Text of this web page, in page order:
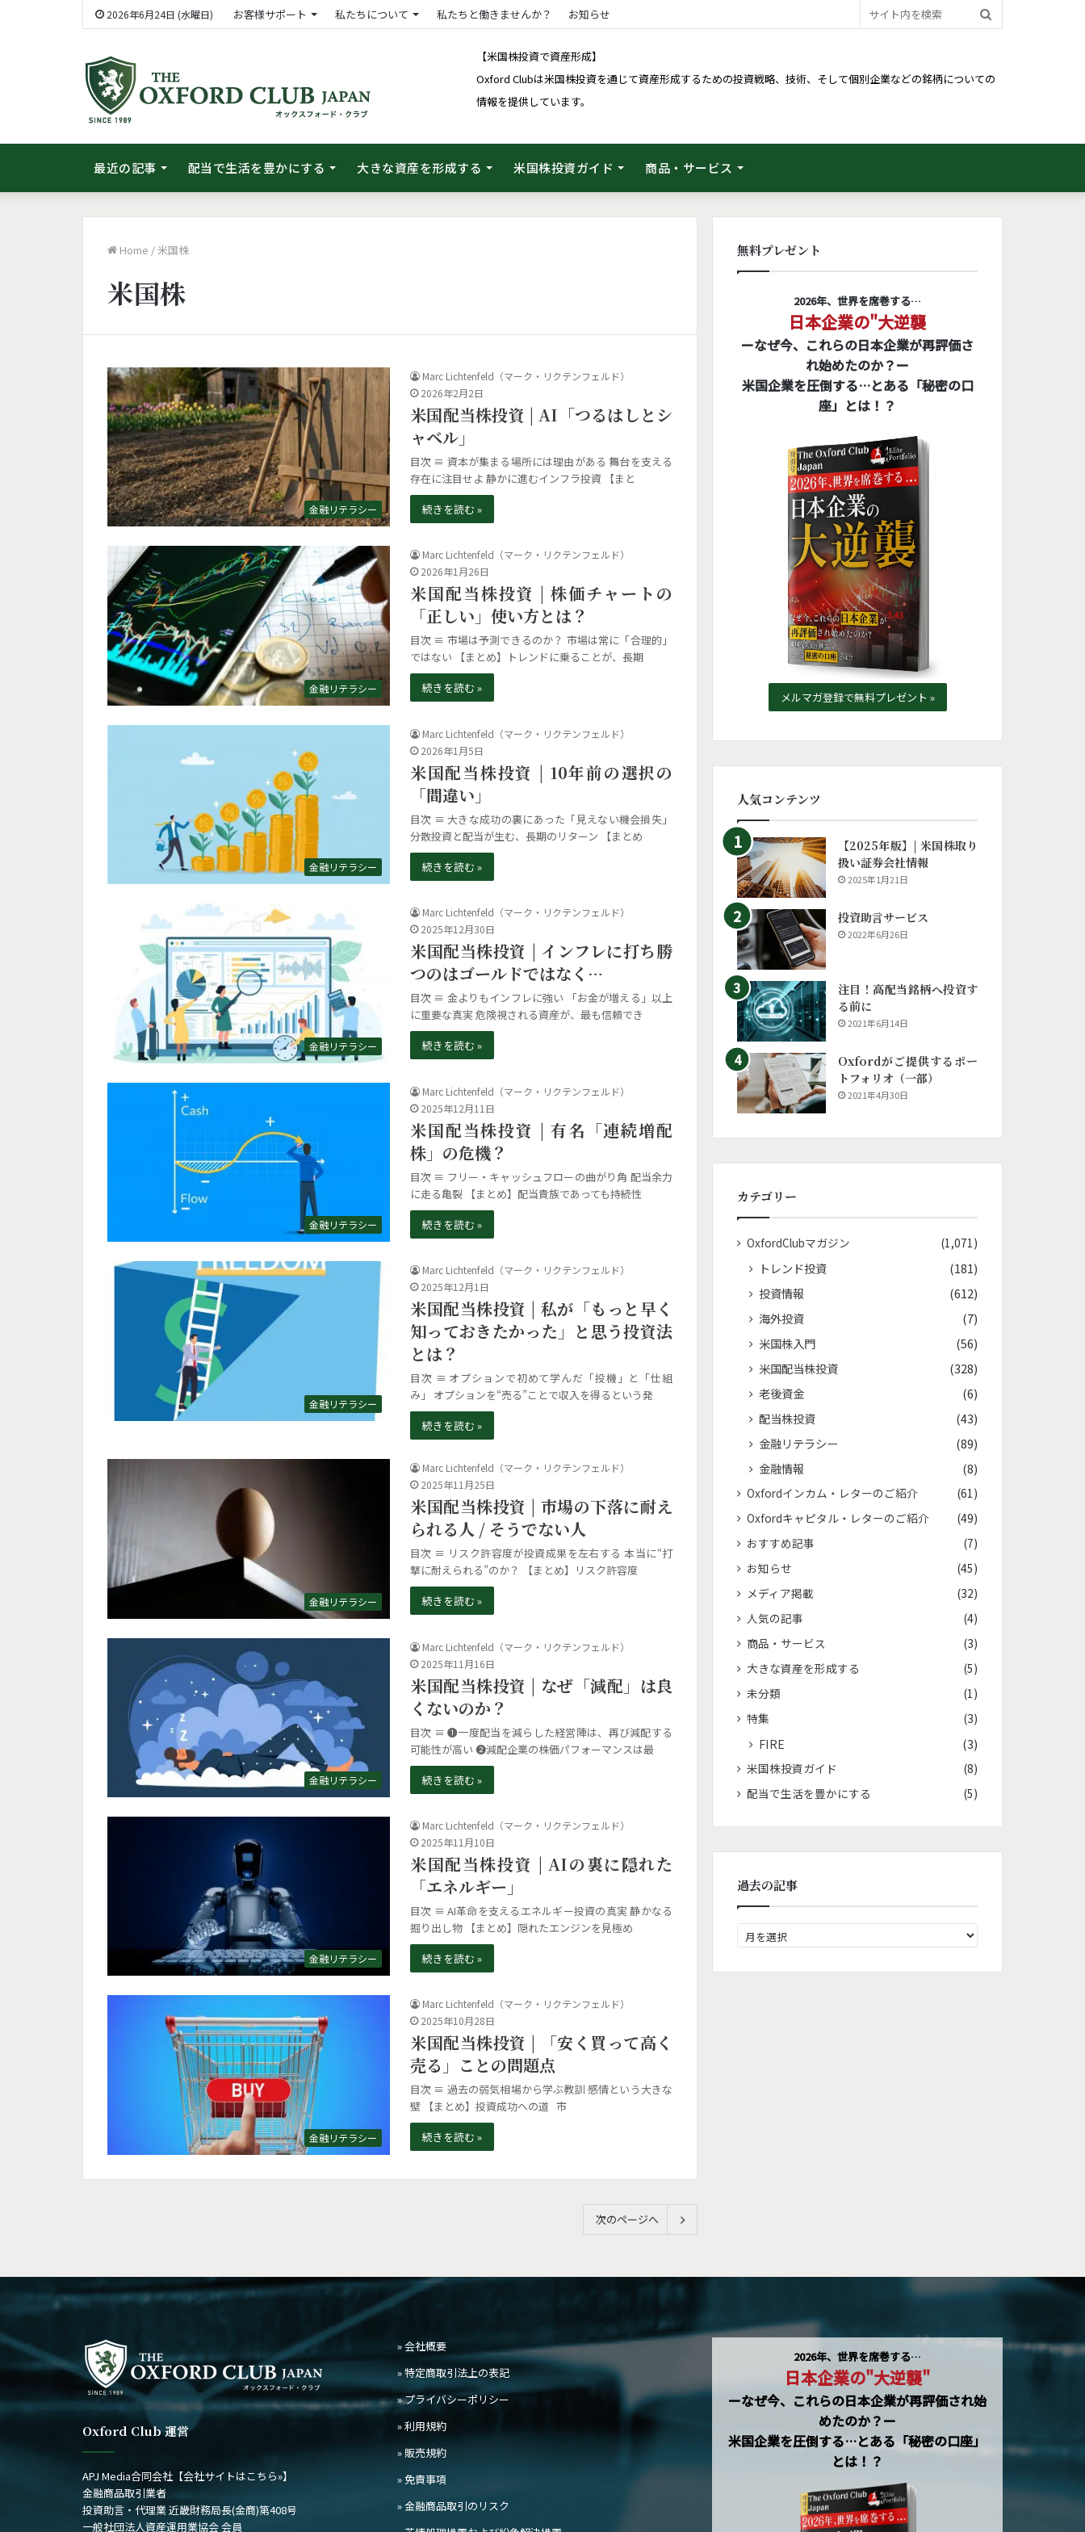
2026年6月24日 (水曜日) お客様サポート 私たちについて 私たちと働きませんか？ お知らせ
【米国株投資で資産形成】
Oxford Clubは米国株投資を通じて資産形成するための投資戦略、技術、そして個別企業などの銘柄についての
情報を提供しています。
最近の記事 配当で生活を豊かにする 大きな資産を形成する 米国株投資ガイド 商品・サービス
Home /米国株
米国株
金融リテラシー
Marc Lichtenfeld（マーク・リクテンフェルド）
2026年2月2日
米国配当株投資 | AI「つるはしとシ
ャベル」
目次 ≡ 資本が集まる場所には理由がある 舞台を支える
存在に注目せよ 静かに進むインフラ投資 【まと
続きを読む »
金融リテラシー
Marc Lichtenfeld（マーク・リクテンフェルド）
2026年1月26日
米国配当株投資 | 株価チャートの
「正しい」使い方とは？
目次 ≡ 市場は予測できるのか？ 市場は常に「合理的」
ではない 【まとめ】トレンドに乗ることが、長期
続きを読む »
金融リテラシー
Marc Lichtenfeld（マーク・リクテンフェルド）
2026年1月5日
米国配当株投資 | 10年前の選択の
「間違い」
目次 ≡ 大きな成功の裏にあった「見えない機会損失」
分散投資と配当が生む、長期のリターン 【まとめ
続きを読む »
金融リテラシー
Marc Lichtenfeld（マーク・リクテンフェルド）
2025年12月30日
米国配当株投資 | インフレに打ち勝
つのはゴールドではなく…
目次 ≡ 金よりもインフレに強い 「お金が増える」以上
に重要な真実 危険視される資産が、最も信頼でき
続きを読む »
金融リテラシー
Marc Lichtenfeld（マーク・リクテンフェルド）
2025年12月11日
米国配当株投資 | 有名「連続増配
株」の危機？
目次 ≡ フリー・キャッシュフローの曲がり角 配当余力
に走る亀裂 【まとめ】配当貴族であっても持続性
続きを読む »
金融リテラシー
Marc Lichtenfeld（マーク・リクテンフェルド）
2025年12月1日
米国配当株投資 | 私が「もっと早く
知っておきたかった」と思う投資法
とは？
目次 ≡ オプションで初めて学んだ「投機」と「仕組
み」 オプションを“売る”ことで収入を得るという発
続きを読む »
金融リテラシー
Marc Lichtenfeld（マーク・リクテンフェルド）
2025年11月25日
米国配当株投資 | 市場の下落に耐え
られる人 / そうでない人
目次 ≡ リスク許容度が投資成果を左右する 本当に“打
撃に耐えられる”のか？ 【まとめ】リスク許容度
続きを読む »
金融リテラシー
Marc Lichtenfeld（マーク・リクテンフェルド）
2025年11月16日
米国配当株投資 | なぜ「減配」は良
くないのか？
目次 ≡ ❶一度配当を減らした経営陣は、再び減配する
可能性が高い ❷減配企業の株価パフォーマンスは最
続きを読む »
金融リテラシー
Marc Lichtenfeld（マーク・リクテンフェルド）
2025年11月10日
米国配当株投資 | AIの裏に隠れた
「エネルギー」
目次 ≡ AI革命を支えるエネルギー投資の真実 静かなる
掘り出し物 【まとめ】隠れたエンジンを見極め
続きを読む »
金融リテラシー
Marc Lichtenfeld（マーク・リクテンフェルド）
2025年10月28日
米国配当株投資 | 「安く買って高く
売る」ことの問題点
目次 ≡ 過去の弱気相場から学ぶ教訓 感情という大きな
壁 【まとめ】投資成功への道 市
続きを読む »
次のページへ
無料プレゼント
2026年、世界を席巻する…
日本企業の"大逆襲
ーなぜ今、これらの日本企業が再評価さ
れ始めたのか？ー
米国企業を圧倒する…とある「秘密の口
座」とは！？
メルマガ登録で無料プレゼント »
人気コンテンツ
【2025年版】| 米国株取り
扱い証券会社情報
2025年1月21日
投資助言サービス
2022年6月26日
注目！高配当銘柄へ投資す
る前に
2021年6月14日
Oxfordがご提供するポー
トフォリオ（一部）
2021年4月30日
カテゴリー
OxfordClubマガジン (1,071)
トレンド投資
(181)
投資情報
(612)
海外投資
(7)
米国株入門
(56)
米国配当株投資
(328)
老後資金
(6)
配当株投資
(43)
金融リテラシー
(89)
金融情報
(8)
Oxfordインカム・レターのご紹介
(61)
Oxfordキャピタル・レターのご紹介
(49)
おすすめ記事
(7)
お知らせ
(45)
メディア掲載
(32)
人気の記事
(4)
商品・サービス
(3)
大きな資産を形成する
(5)
未分類
(1)
特集
(3)
FIRE (3)
米国株投資ガイド
(8)
配当で生活を豊かにする
(5)
過去の記事
過
去
Oxford Club 運営
APJ Media合同会社 【会社サイトはこちら»】
金融商品取引業者
投資助言・代理業 近畿財務局長(金商)第408号
一般社団法人資産運用業協会 会員
» 会社概要
» 特定商取引法上の表記
» プライバシーポリシー
» 利用規約
» 販売規約
» 免責事項
» 金融商品取引のリスク
2026年、世界を席巻する…
日本企業の"大逆襲"
ーなぜ今、これらの日本企業が再評価され始
めたのか？ー
米国企業を圧倒する…とある「秘密の口座」
とは！？